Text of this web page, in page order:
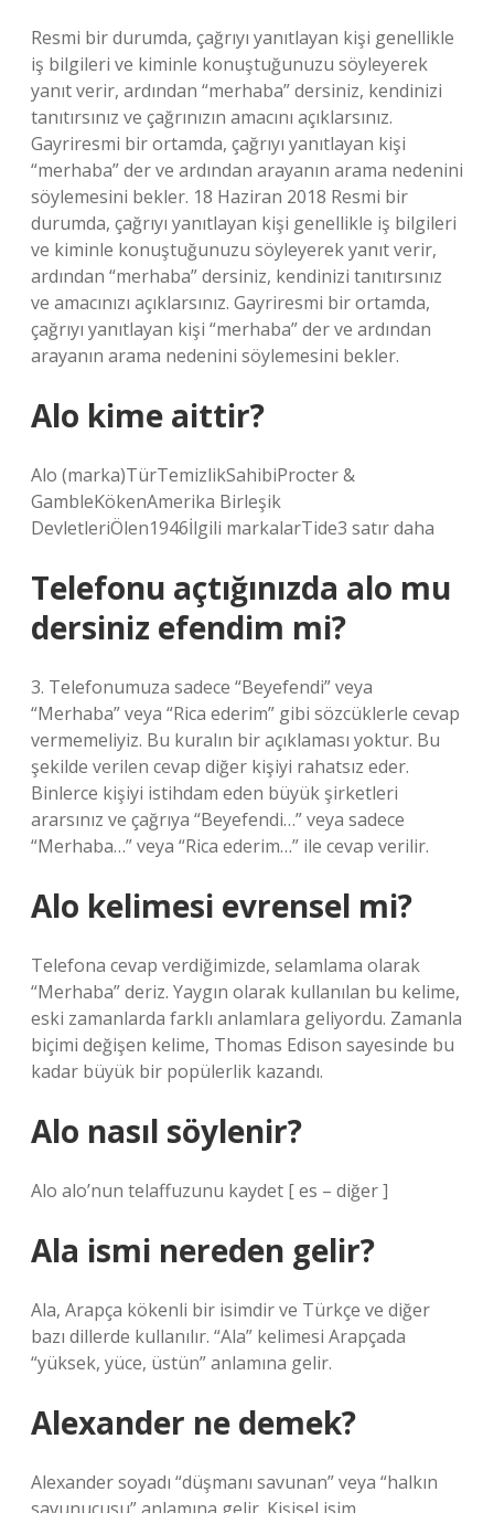
Resmi bir durumda, çağrıyı yanıtlayan kişi genellikle
iş bilgileri ve kiminle konuştuğunuzu söyleyerek
yanıt verir, ardından “merhaba” dersiniz, kendinizi
tanıtırsınız ve çağrınızın amacını açıklarsınız.
Gayriresmi bir ortamda, çağrıyı yanıtlayan kişi
“merhaba” der ve ardından arayanın arama nedenini
söylemesini bekler. 18 Haziran 2018 Resmi bir
durumda, çağrıyı yanıtlayan kişi genellikle iş bilgileri
ve kiminle konuştuğunuzu söyleyerek yanıt verir,
ardından “merhaba” dersiniz, kendinizi tanıtırsınız
ve amacınızı açıklarsınız. Gayriresmi bir ortamda,
çağrıyı yanıtlayan kişi “merhaba” der ve ardından
arayanın arama nedenini söylemesini bekler.
Alo kime aittir?
Alo (marka)TürTemizlikSahibiProcter &
GambleKökenAmerika Birleşik
DevletleriÖlen1946İlgili markalarTide3 satır daha
Telefonu açtığınızda alo mu
dersiniz efendim mi?
3. Telefonumuza sadece “Beyefendi” veya
“Merhaba” veya “Rica ederim” gibi sözcüklerle cevap
vermemeliyiz. Bu kuralın bir açıklaması yoktur. Bu
şekilde verilen cevap diğer kişiyi rahatsız eder.
Binlerce kişiyi istihdam eden büyük şirketleri
ararsınız ve çağrıya “Beyefendi…” veya sadece
“Merhaba…” veya “Rica ederim…” ile cevap verilir.
Alo kelimesi evrensel mi?
Telefona cevap verdiğimizde, selamlama olarak
“Merhaba” deriz. Yaygın olarak kullanılan bu kelime,
eski zamanlarda farklı anlamlara geliyordu. Zamanla
biçimi değişen kelime, Thomas Edison sayesinde bu
kadar büyük bir popülerlik kazandı.
Alo nasıl söylenir?
Alo alo’nun telaffuzunu kaydet [ es – diğer ]
Ala ismi nereden gelir?
Ala, Arapça kökenli bir isimdir ve Türkçe ve diğer
bazı dillerde kullanılır. “Ala” kelimesi Arapçada
“yüksek, yüce, üstün” anlamına gelir.
Alexander ne demek?
Alexander soyadı “düşmanı savunan” veya “halkın